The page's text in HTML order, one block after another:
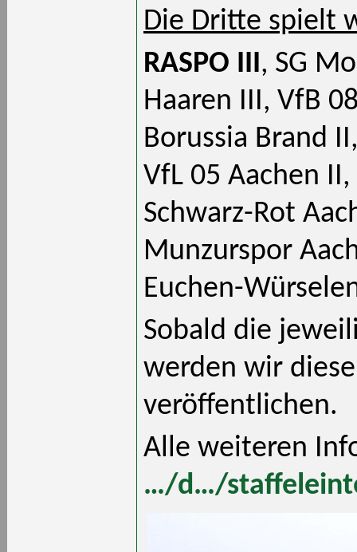
Die Dritte spielt
RASPO III, SG
Haaren III, VfB
Borussia Brand
VfL 05 Aachen
Schwarz-Rot
Munzurspor
Euchen-
Sobald die
werden wir
veröffentlichen.
Alle weiteren
…/d…/